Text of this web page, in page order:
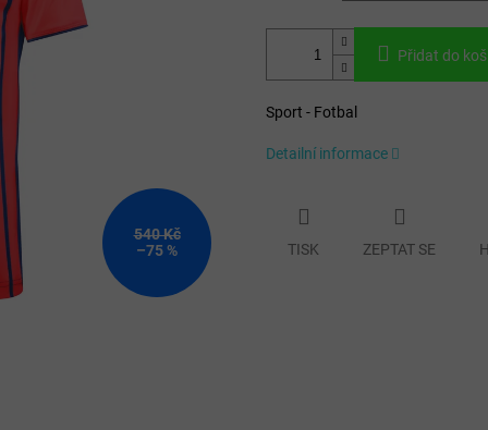
540 Kč
–75 %
Přidat do
Sport - Fotbal
Detailní informace
TISK ZEPTAT SE